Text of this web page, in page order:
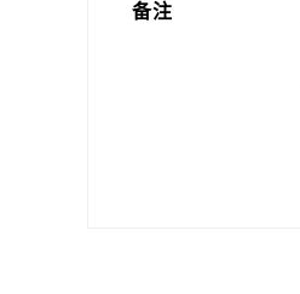
备注